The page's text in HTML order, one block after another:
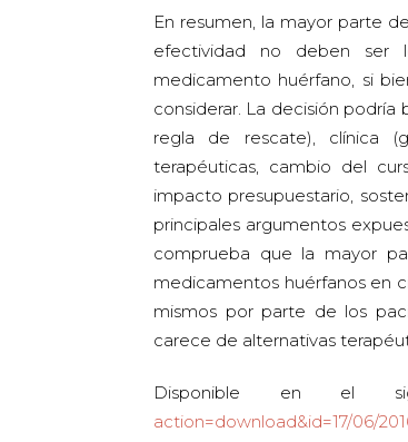
En resumen, la mayor parte
efectividad no deben ser
medicamento huérfano, si
considerar. La decisión
regla de rescate), clínica
terapéuticas, cambio del
impacto presupuestario,
principales argumentos
comprueba que la mayor
medicamentos huérfanos en
mismos por parte de los
carece de alternativas
Disponible en el
action=download&id=17/06/